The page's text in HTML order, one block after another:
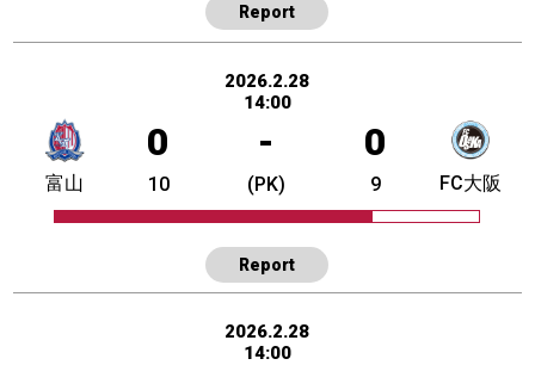
Report
2026.2.28
14:00
0 - 0
富山 10 (PK) 9 FC大阪
Report
2026.2.28
14:00